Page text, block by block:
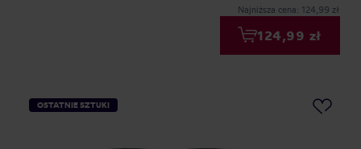
Najniższa cena: 124,99 zł
124,99 zł
OSTATNIE SZTUKI